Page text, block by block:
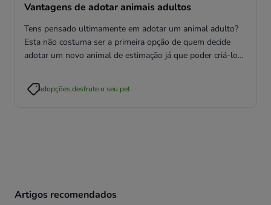
Vantagens de adotar animais adultos
Tens pensado ultimamente em adotar um animal adulto?
Esta não costuma ser a primeira opção de quem decide
adotar um novo animal de estimação já que poder criá-lo
adopções,desfrute o seu pet
Artigos recomendados